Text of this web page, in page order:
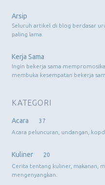
Arsip
Seluruh artikel di blog berdasar
paling lama.
Kerja Sama
Ingin bekerja sama
membuka kesempatan bekerja
KATEGORI
Acara
37
Acara peluncuran, undangan,
Kuliner
20
Cerita tentang kuliner, makanan,
mengenyangkan.